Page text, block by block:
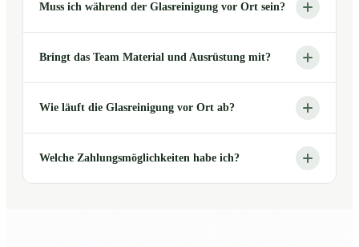
Muss ich während der Glasreinigung vor Ort sein?
Bringt das Team Material und Ausrüstung mit?
Wie läuft die Glasreinigung vor Ort ab?
Welche Zahlungsmöglichkeiten habe ich?